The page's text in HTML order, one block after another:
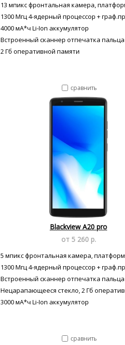
13 мпикс фронтальная камера,
1300 Мгц 4-ядерный процессор +
4000 мА*ч Li-Ion аккумулятор
Встроенный сканнер отпечатка пальца
2 Гб оперативной памяти
сравнить
Blackview A20 pro
от 5 260 р.
5 мпикс фронтальная камера,
1300 Мгц 4-ядерный процессор +
Встроенный сканнер отпечатка пальца
Нецарапающееся стекло, 2 Гб
3000 мА*ч Li-Ion аккумулятор
сравнить